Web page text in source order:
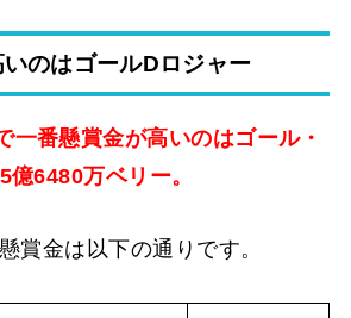
のはゴールDロジャー
一番懸賞金が高いのはゴール・
6480万ベリー。
賞金は以下の通りです。